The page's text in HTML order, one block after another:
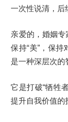
一次性说清，后
亲爱的，婚姻专
保持“美”，保
是一种深层次的
它是打破“牺牲
提升自我价值的